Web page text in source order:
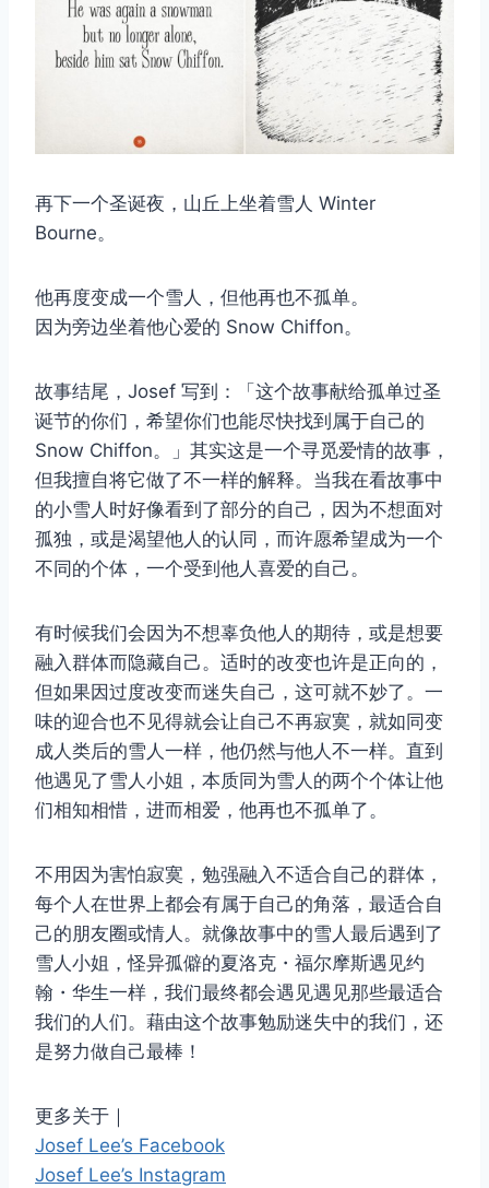
再下一个圣诞夜，山丘上坐着雪人 Winter
Bourne。
他再度变成一个雪人，但他再也不孤单。
因为旁边坐着他心爱的 Snow Chiffon。
故事结尾，Josef 写到：「这个故事献给孤单过圣
诞节的你们，希望你们也能尽快找到属于自己的
Snow Chiffon。」其实这是一个寻觅爱情的故事，
但我擅自将它做了不一样的解释。当我在看故事中
的小雪人时好像看到了部分的自己，因为不想面对
孤独，或是渴望他人的认同，而许愿希望成为一个
不同的个体，一个受到他人喜爱的自己。
有时候我们会因为不想辜负他人的期待，或是想要
融入群体而隐藏自己。适时的改变也许是正向的，
但如果因过度改变而迷失自己，这可就不妙了。一
味的迎合也不见得就会让自己不再寂寞，就如同变
成人类后的雪人一样，他仍然与他人不一样。直到
他遇见了雪人小姐，本质同为雪人的两个个体让他
们相知相惜，进而相爱，他再也不孤单了。
不用因为害怕寂寞，勉强融入不适合自己的群体，
每个人在世界上都会有属于自己的角落，最适合自
己的朋友圈或情人。就像故事中的雪人最后遇到了
雪人小姐，怪异孤僻的夏洛克・福尔摩斯遇见约
翰・华生一样，我们最终都会遇见遇见那些最适合
我们的人们。藉由这个故事勉励迷失中的我们，还
是努力做自己最棒！
更多关于｜
Josef Lee’s Facebook
Josef Lee’s Instagram